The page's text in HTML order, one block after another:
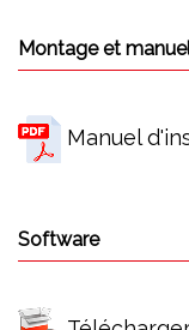
Montage et
Manuel
Software